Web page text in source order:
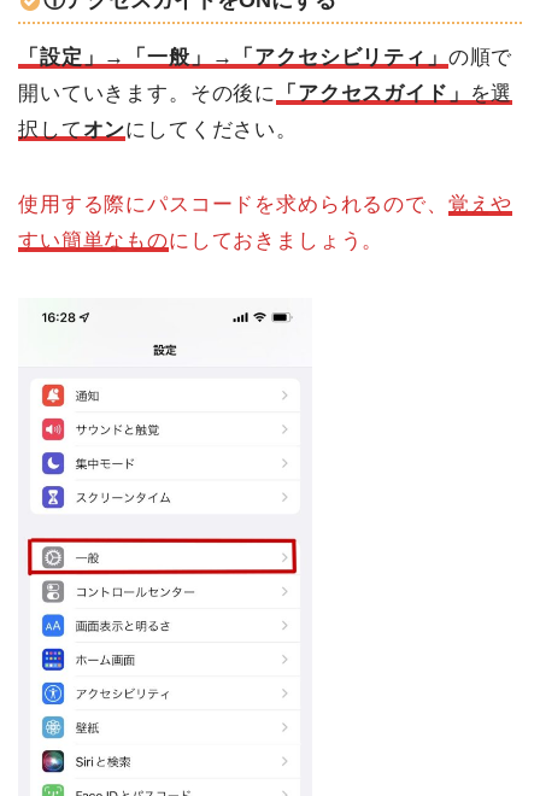
「設定」→「一般」→「アクセシビリティ」 の順で
開いていきます。その後に
「アクセスガイド」
を選
択して オンにしてください。
使用する際にパスコードを求められるので、 覚えや
すい簡単なものにしておきましょう。